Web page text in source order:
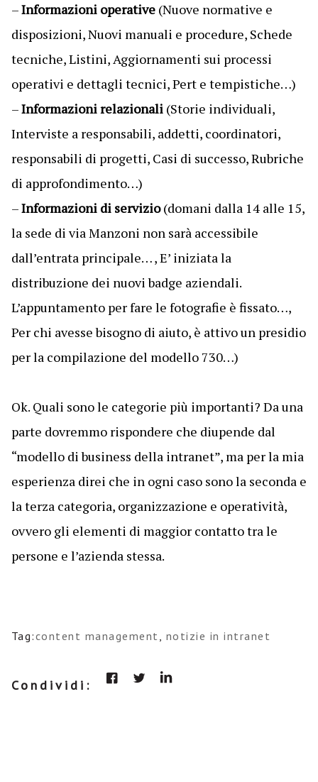
–Informazioni operative(Nuove normative e
disposizioni, Nuovi manuali e procedure, Schede
tecniche, Listini, Aggiornamenti sui processi
operativi e dettagli tecnici, Pert e tempistiche…)
–Informazioni relazionali(Storie individuali,
Interviste a responsabili, addetti, coordinatori,
responsabili di progetti, Casi di successo, Rubriche
di approfondimento…)
–Informazioni di servizio(domani dalla 14 alle 15,
la sede di via Manzoni non sarà accessibile
dall’entrata principale… , E’ iniziata la
distribuzione dei nuovi badge aziendali.
L’appuntamento per fare le fotografie è fissato…,
Per chi avesse bisogno di aiuto, è attivo un presidio
per la compilazione del modello 730…)
Ok. Quali sono le categorie più importanti? Da una
parte dovremmo rispondere che diupende dal
“modello di business della intranet”, ma per la mia
esperienza direi che in ogni caso sono la seconda e
la terza categoria, organizzazione e operatività,
ovvero gli elementi di maggior contatto tra le
persone e l’azienda stessa.
Tag:content management, notizie in intranet
Condividi: